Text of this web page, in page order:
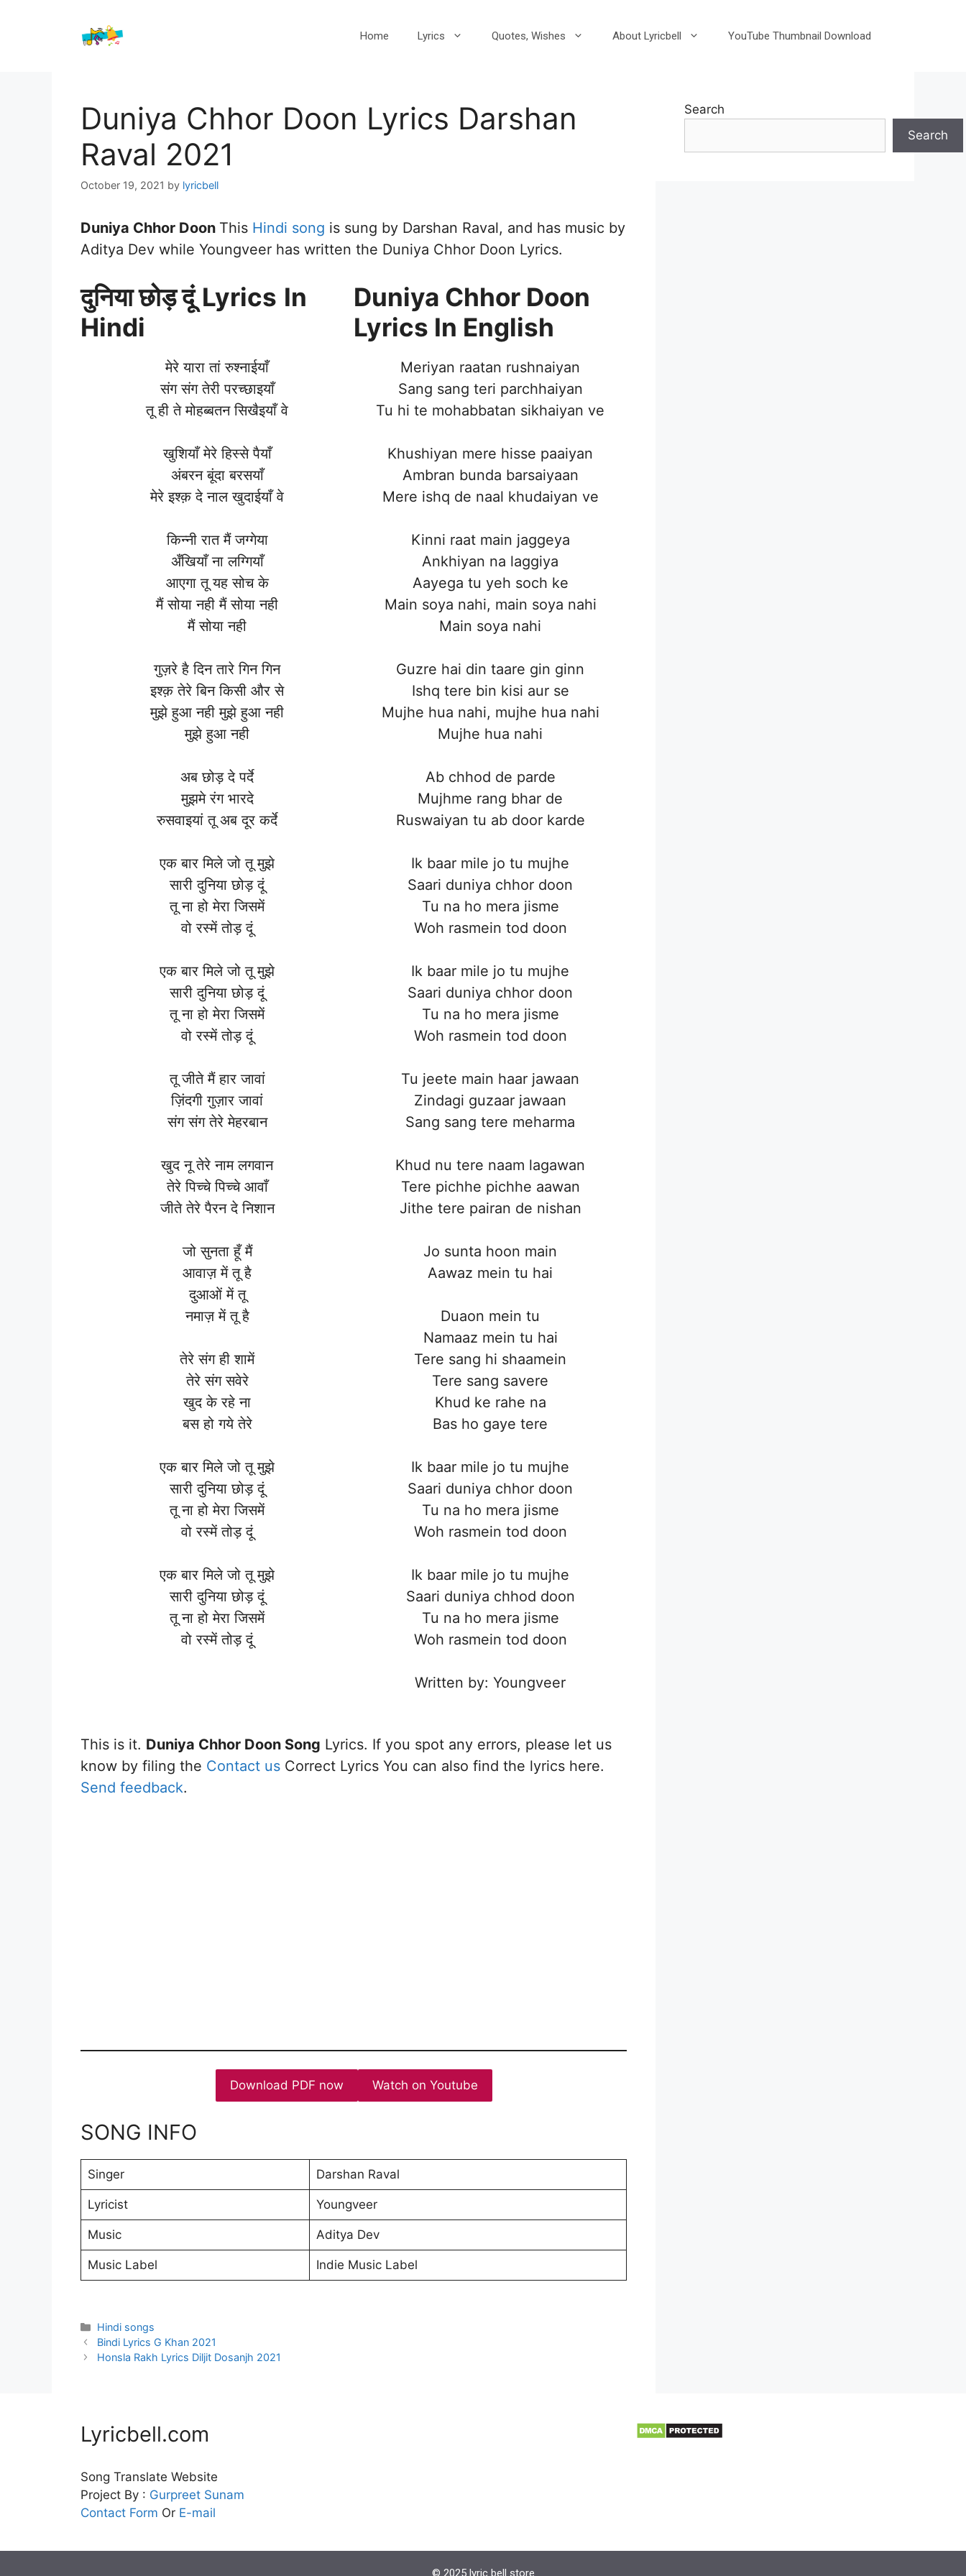
Home Lyrics Quotes, Wishes About Lyricbell YouTube Thumbnail Download
Duniya Chhor Doon Lyrics Darshan
Raval 2021
October 19, 2021 by lyricbell
Duniya Chhor Doon This Hindi song is sung by Darshan Raval, and has music by
Aditya Dev while Youngveer has written the Duniya Chhor Doon Lyrics.
दुनिया छोड़ दूं Lyrics In
Hindi
मेरे यारा तां रुश्नाईयाँ
संग संग तेरी परच्छाइयाँ
तू ही ते मोहब्बतन सिखैइयाँ वे
खुशियाँ मेरे हिस्से पैयाँ
अंबरन बूंदा बरसयाँ
मेरे इश्क़ दे नाल खुदाईयाँ वे
किन्नी रात मैं जग्गेया
अँखियाँ ना लग्गियाँ
आएगा तू यह सोच के
मैं सोया नही मैं सोया नही
मैं सोया नही
गुज़रे है दिन तारे गिन गिन
इश्क़ तेरे बिन किसी और से
मुझे हुआ नही मुझे हुआ नही
मुझे हुआ नही
अब छोड़ दे पर्दे
मुझमे रंग भारदे
रुसवाइयां तू अब दूर कर्दे
एक बार मिले जो तू मुझे
सारी दुनिया छोड़ दूं
तू ना हो मेरा जिसमें
वो रस्में तोड़ दूं
एक बार मिले जो तू मुझे
सारी दुनिया छोड़ दूं
तू ना हो मेरा जिसमें
वो रस्में तोड़ दूं
तू जीते मैं हार जावां
ज़िंदगी गुज़ार जावां
संग संग तेरे मेहरबान
खुद नू तेरे नाम लगवान
तेरे पिच्चे पिच्चे आवाँ
जीते तेरे पैरन दे निशान
जो सुनता हूँ मैं
आवाज़ में तू है
दुआओं में तू
नमाज़ में तू है
तेरे संग ही शामें
तेरे संग सवेरे
खुद के रहे ना
बस हो गये तेरे
एक बार मिले जो तू मुझे
सारी दुनिया छोड़ दूं
तू ना हो मेरा जिसमें
वो रस्में तोड़ दूं
एक बार मिले जो तू मुझे
सारी दुनिया छोड़ दूं
तू ना हो मेरा जिसमें
वो रस्में तोड़ दूं
Duniya Chhor Doon
Lyrics In English
Meriyan raatan rushnaiyan
Sang sang teri parchhaiyan
Tu hi te mohabbatan sikhaiyan ve
Khushiyan mere hisse paaiyan
Ambran bunda barsaiyaan
Mere ishq de naal khudaiyan ve
Kinni raat main jaggeya
Ankhiyan na laggiya
Aayega tu yeh soch ke
Main soya nahi, main soya nahi
Main soya nahi
Guzre hai din taare gin ginn
Ishq tere bin kisi aur se
Mujhe hua nahi, mujhe hua nahi
Mujhe hua nahi
Ab chhod de parde
Mujhme rang bhar de
Ruswaiyan tu ab door karde
Ik baar mile jo tu mujhe
Saari duniya chhor doon
Tu na ho mera jisme
Woh rasmein tod doon
Ik baar mile jo tu mujhe
Saari duniya chhor doon
Tu na ho mera jisme
Woh rasmein tod doon
Tu jeete main haar jawaan
Zindagi guzaar jawaan
Sang sang tere meharma
Khud nu tere naam lagawan
Tere pichhe pichhe aawan
Jithe tere pairan de nishan
Jo sunta hoon main
Aawaz mein tu hai
Duaon mein tu
Namaaz mein tu hai
Tere sang hi shaamein
Tere sang savere
Khud ke rahe na
Bas ho gaye tere
Ik baar mile jo tu mujhe
Saari duniya chhor doon
Tu na ho mera jisme
Woh rasmein tod doon
Ik baar mile jo tu mujhe
Saari duniya chhod doon
Tu na ho mera jisme
Woh rasmein tod doon
Written by: Youngveer
This is it. Duniya Chhor Doon Song Lyrics. If you spot any errors, please let us
know by filing the Contact us Correct Lyrics You can also find the lyrics here.
Send feedback.
Download PDF now Watch on Youtube
SONG INFO
Singer Darshan Raval
Lyricist Youngveer
Music Aditya Dev
Music Label Indie Music Label
Categories
Hindi songs
Bindi Lyrics G Khan 2021
Honsla Rakh Lyrics Diljit Dosanjh 2021
Search
Search
Lyricbell.com
Song Translate Website
Project By : Gurpreet Sunam
Contact Form Or E-mail
© 2025 lyric bell store